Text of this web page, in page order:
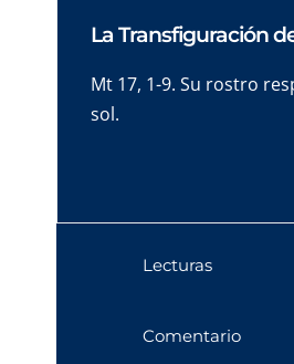
La Transfiguración
Mt 17, 1-9. Su rostro
sol.
Lecturas
Comentario